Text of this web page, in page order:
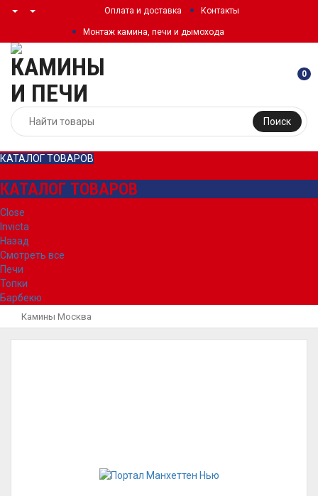
Оплата и доставка Контакты
Монтаж камина, печи и дымохода
Поиск
0
КАТАЛОГ ТОВАРОВ
КАТАЛОГ ТОВАРОВ
Close
Invicta
Назад
Смотреть все
Печи
Топки
Барбекю
Камины Москва